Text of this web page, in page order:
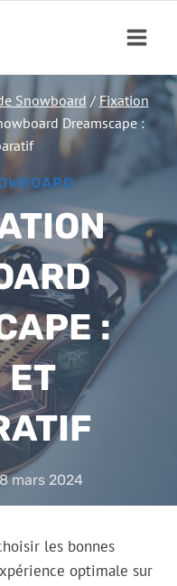
Snowboard / Fixation
Dreamscape :
:
ET
mars 2024
les bonnes
optimale sur